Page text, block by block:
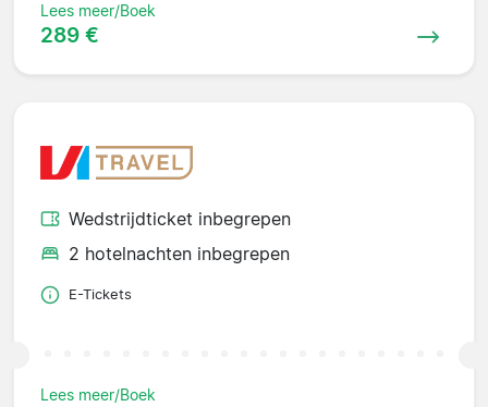
Lees meer/Boek
289 €
Wedstrijdticket inbegrepen
2 hotelnachten inbegrepen
E-Tickets
Lees meer/Boek